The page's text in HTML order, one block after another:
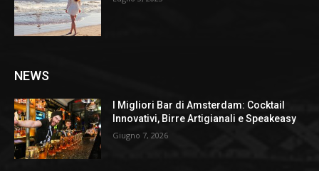
NEWS
I Migliori Bar di Amsterdam: Cocktail
Innovativi, Birre Artigianali e Speakeasy
Giugno 7, 2026